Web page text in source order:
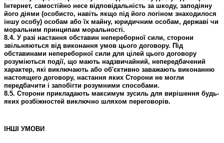
Інтернет, самостійно несе відповідальність за шкоду, заподіяну
його діями (особисто, навіть якщо під його логіном знаходилося
іншу особу) особам або їх майну, юридичним особам, державі чи
моральним принципам моральності.
8.4. У разі настання обставин непереборної сили, сторони
звільняються від виконання умов цього договору. Під
обставинами непереборної сили для цілей цього договору
розуміються події, що мають надзвичайний, непередбачений
характер, які виключають або об'єктивно заважають виконанню
настоящего договору, настання яких Сторони не могли
передбачити і запобігти розумними способами.
8.5. Сторони прикладають максимум зусиль для вирішення будь-
яких розбіжностей виключно шляхом переговорів.
ІНШІ УМОВИ